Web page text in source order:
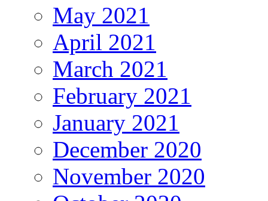
May 2021
April 2021
March 2021
February 2021
January 2021
December 2020
November 2020